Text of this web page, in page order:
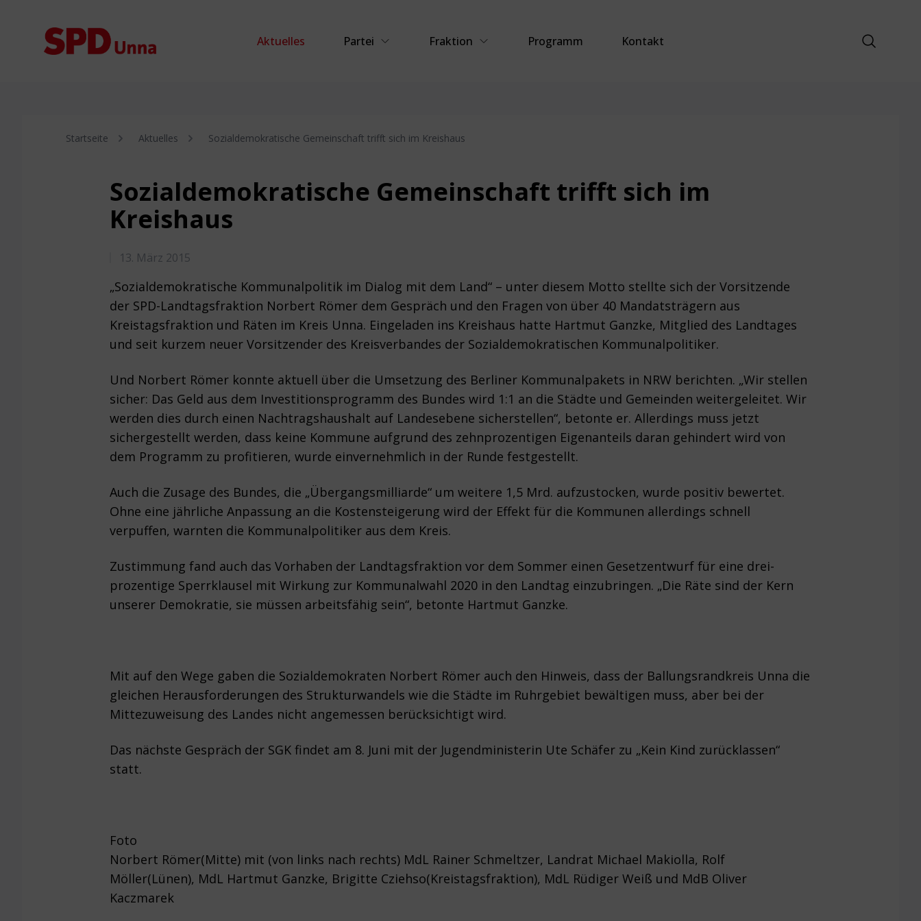
Aktuelles Partei Fraktion Programm Kontakt Suche
Startseite Aktuelles Sozialdemokratische Gemeinschaft trifft sich im Kreishaus
Sozialdemokratische Gemeinschaft trifft sich im
Kreishaus
13. März 2015
„Sozialdemokratische Kommunalpolitik im Dialog mit dem Land“ – unter diesem Motto stellte sich der Vorsitzende
der SPD-Landtagsfraktion Norbert Römer dem Gespräch und den Fragen von über 40 Mandatsträgern aus
Kreistagsfraktion und Räten im Kreis Unna. Eingeladen ins Kreishaus hatte Hartmut Ganzke, Mitglied des Landtages
und seit kurzem neuer Vorsitzender des Kreisverbandes der Sozialdemokratischen Kommunalpolitiker.
Und Norbert Römer konnte aktuell über die Umsetzung des Berliner Kommunalpakets in NRW berichten. „Wir stellen
sicher: Das Geld aus dem Investitionsprogramm des Bundes wird 1:1 an die Städte und Gemeinden weitergeleitet. Wir
werden dies durch einen Nachtragshaushalt auf Landesebene sicherstellen“, betonte er. Allerdings muss jetzt
sichergestellt werden, dass keine Kommune aufgrund des zehnprozentigen Eigenanteils daran gehindert wird von
dem Programm zu profitieren, wurde einvernehmlich in der Runde festgestellt.
Auch die Zusage des Bundes, die „Übergangsmilliarde“ um weitere 1,5 Mrd. aufzustocken, wurde positiv bewertet.
Ohne eine jährliche Anpassung an die Kostensteigerung wird der Effekt für die Kommunen allerdings schnell
verpuffen, warnten die Kommunalpolitiker aus dem Kreis.
Zustimmung fand auch das Vorhaben der Landtagsfraktion vor dem Sommer einen Gesetzentwurf für eine drei-
prozentige Sperrklausel mit Wirkung zur Kommunalwahl 2020 in den Landtag einzubringen. „Die Räte sind der Kern
unserer Demokratie, sie müssen arbeitsfähig sein“, betonte Hartmut Ganzke.
Mit auf den Wege gaben die Sozialdemokraten Norbert Römer auch den Hinweis, dass der Ballungsrandkreis Unna die
gleichen Herausforderungen des Strukturwandels wie die Städte im Ruhrgebiet bewältigen muss, aber bei der
Mittezuweisung des Landes nicht angemessen berücksichtigt wird.
Das nächste Gespräch der SGK findet am 8. Juni mit der Jugendministerin Ute Schäfer zu „Kein Kind zurücklassen“
statt.
Foto
Norbert Römer(Mitte) mit (von links nach rechts) MdL Rainer Schmeltzer, Landrat Michael Makiolla, Rolf
Möller(Lünen), MdL Hartmut Ganzke, Brigitte Cziehso(Kreistagsfraktion), MdL Rüdiger Weiß und MdB Oliver
Kaczmarek